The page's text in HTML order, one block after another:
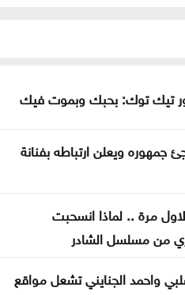
تيك توك: بحبك وبموت فيك
جمهوره ويعلن ارتباطه بفنانة
مرة .. لماذا انسحبت
من مسلسل الشادر
واحمد الجنايني تشعل مواقع